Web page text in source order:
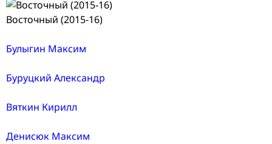
Восточный (2015-16)
Булыгин Максим
Буруцкий Александр
Вяткин Кирилл
Денисюк Максим